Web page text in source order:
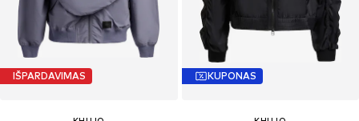
IŠPARDAVIMAS KUPONAS